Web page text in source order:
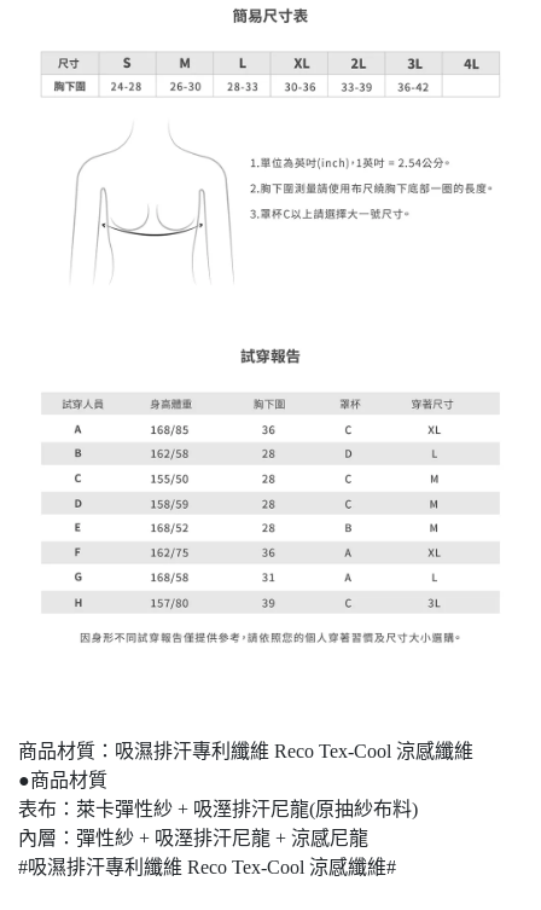
商品材質：吸濕排汗專利纖維 Reco Tex-Cool 涼感纖維
●商品材質
表布：萊卡彈性紗 + 吸溼排汗尼龍(原抽紗布料)
內層：彈性紗 + 吸溼排汗尼龍 + 涼感尼龍
#吸濕排汗專利纖維 Reco Tex-Cool 涼感纖維#